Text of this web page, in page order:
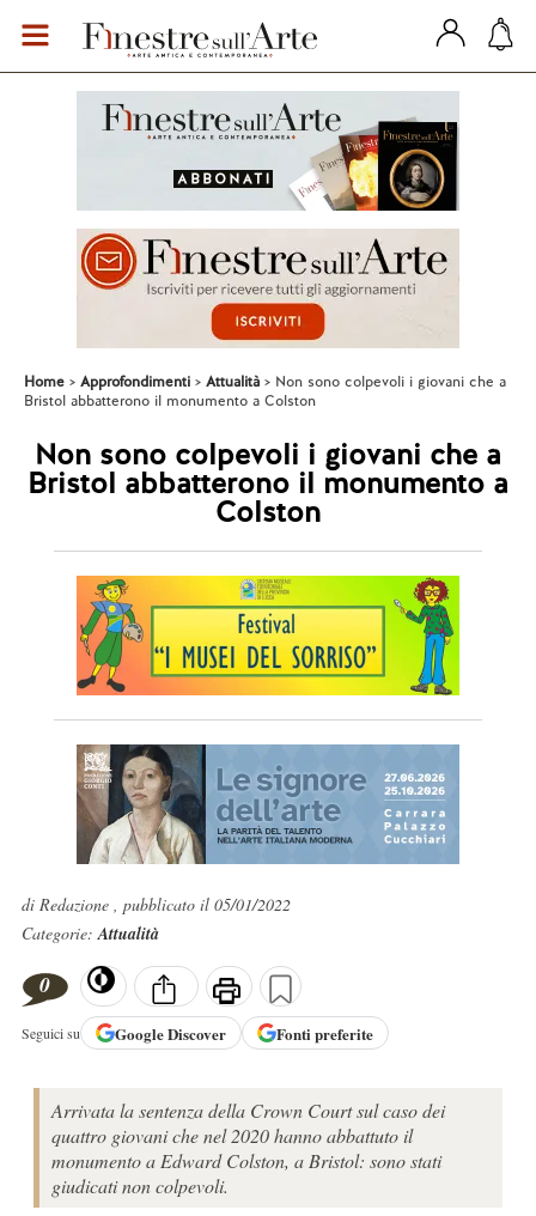
Home Approfondimenti Attualità
Non sono colpevoli i giovani che a
Bristol abbatterono il monumento a Colston
Non sono colpevoli i giovani che a
Bristol abbatterono il monumento a
Colston
di Redazione , pubblicato il 05/01/2022
Categorie:Attualità
0
Seguici su GoogleDiscover Fonti preferite
Arrivata la sentenza della Crown Court sul caso dei
quattro giovani che nel 2020 hanno abbattuto il
monumento a Edward Colston, a Bristol: sono stati
giudicati non colpevoli.